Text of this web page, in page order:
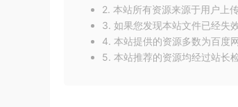
2. 本站所有资源来源于用户上
3. 如果您发现本站文件已经失
4. 本站提供的资源多数为百度
5. 本站推荐的资源均经过站长